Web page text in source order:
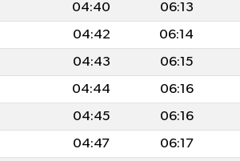
04:40 06:13
04:42 06:14
04:43 06:15
04:44 06:16
04:45 06:16
04:47 06:17